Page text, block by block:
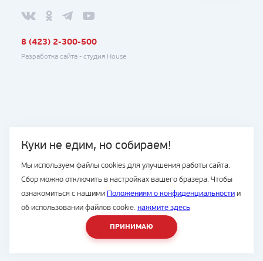
Куки не едим, но собираем!
Мы используем файлы cookies для улучшения работы сайта.
Сбор можно отключить в настройках вашего бразера. Чтобы
ознакомиться с нашими Положениям о конфиденциальностии
об использовании файлов cookie. нажмите здесь
ПРИНИМАЮ
8 (423) 2-300-500
Разработка сайта - студия House